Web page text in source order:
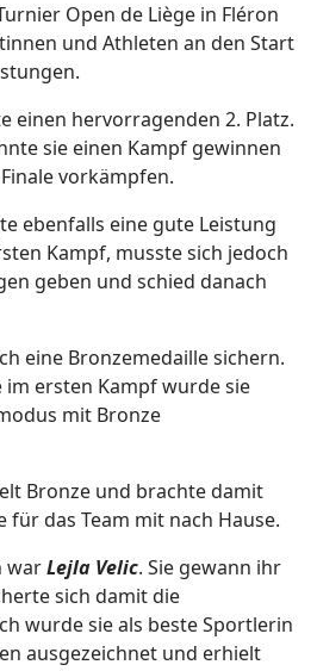
Open de Liège in Fléron
und Athleten an den Start
einen hervorragenden 2. Platz.
sie einen Kampf gewinnen
vorkämpfen.
ebenfalls eine gute Leistung
Kampf, musste sich jedoch
geben und schied danach
eine Bronzemedaille sichern.
ersten Kampf wurde sie
mit Bronze
Bronze und brachte damit
für das Team mit nach Hause.
warLejla Velic. Sie gewann ihr
sich damit die
wurde sie als beste Sportlerin
ausgezeichnet und erhielt